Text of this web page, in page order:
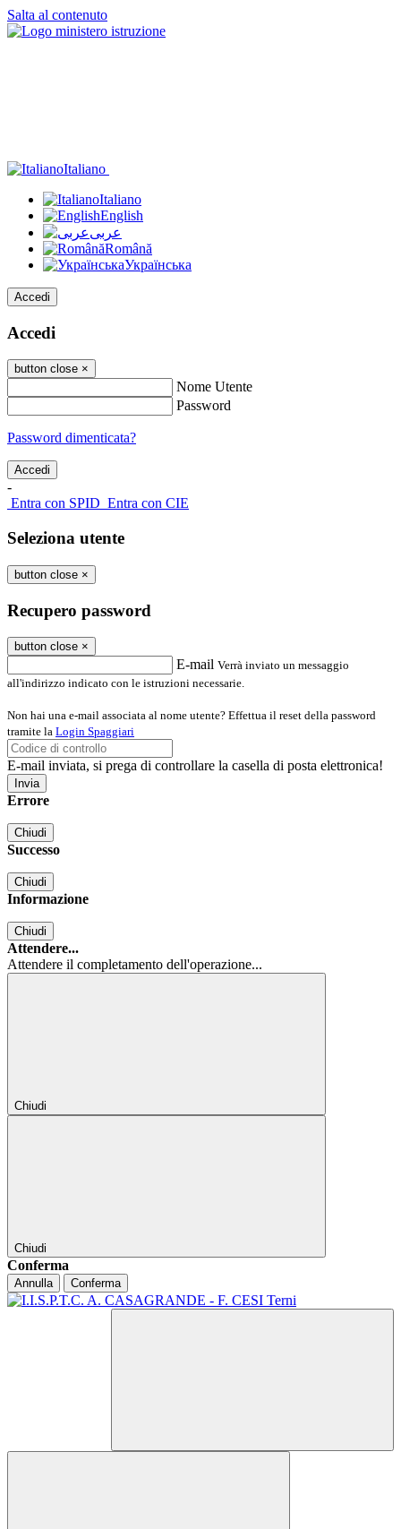
Salta al contenuto
Italiano
Italiano
English
عربى
Română
Українська
Accedi
Accedi
button close ×
Nome Utente
Password
Password dimenticata?
-
Entra con SPID Entra con CIE
Seleziona utente
button close ×
Recupero password
button close ×
E-mail Verrà inviato un messaggio
all'indirizzo indicato con le istruzioni necessarie.
Non hai una e-mail associata al nome utente? Effettua il reset della password
tramite la Login Spaggiari
E-mail inviata, si prega di controllare la casella di posta elettronica!
Errore
Chiudi
Successo
Chiudi
Informazione
Chiudi
Attendere...
Attendere il completamento dell'operazione...
Chiudi
Chiudi
Conferma
Annulla Conferma